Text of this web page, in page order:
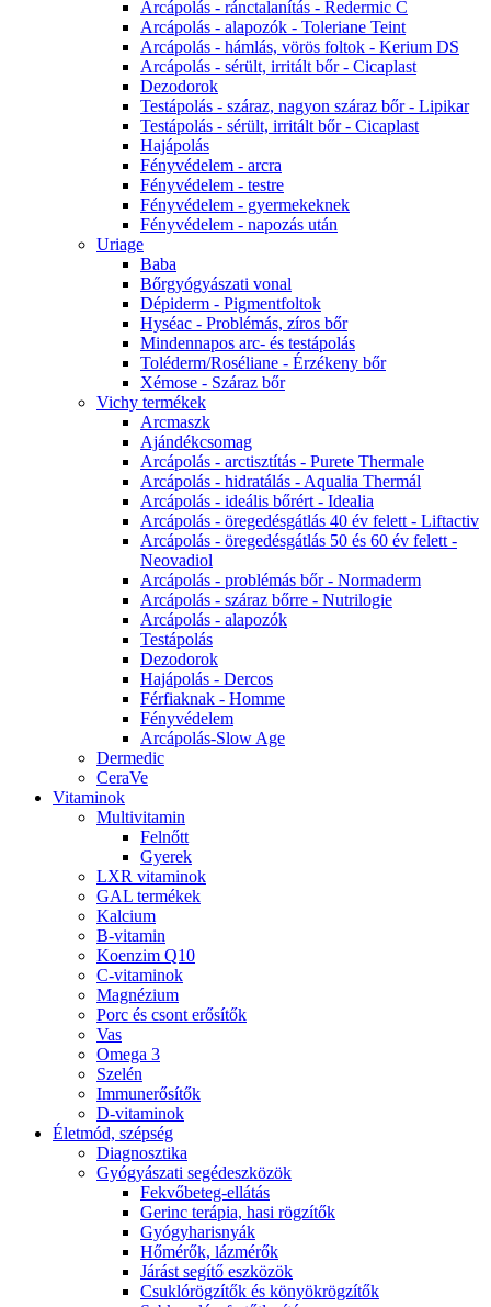
Arcápolás - ránctalanítás - Redermic C
Arcápolás - alapozók - Toleriane Teint
Arcápolás - hámlás, vörös foltok - Kerium DS
Arcápolás - sérült, irritált bőr - Cicaplast
Dezodorok
Testápolás - száraz, nagyon száraz bőr - Lipikar
Testápolás - sérült, irritált bőr - Cicaplast
Hajápolás
Fényvédelem - arcra
Fényvédelem - testre
Fényvédelem - gyermekeknek
Fényvédelem - napozás után
Uriage
Baba
Bőrgyógyászati vonal
Dépiderm - Pigmentfoltok
Hyséac - Problémás, zíros bőr
Mindennapos arc- és testápolás
Toléderm/Roséliane - Érzékeny bőr
Xémose - Száraz bőr
Vichy termékek
Arcmaszk
Ajándékcsomag
Arcápolás - arctisztítás - Purete Thermale
Arcápolás - hidratálás - Aqualia Thermál
Arcápolás - ideális bőrért - Idealia
Arcápolás - öregedésgátlás 40 év felett - Liftactiv
Arcápolás - öregedésgátlás 50 és 60 év felett -
Neovadiol
Arcápolás - problémás bőr - Normaderm
Arcápolás - száraz bőrre - Nutrilogie
Arcápolás - alapozók
Testápolás
Dezodorok
Hajápolás - Dercos
Férfiaknak - Homme
Fényvédelem
Arcápolás-Slow Age
Dermedic
CeraVe
Vitaminok
Multivitamin
Felnőtt
Gyerek
LXR vitaminok
GAL termékek
Kalcium
B-vitamin
Koenzim Q10
C-vitaminok
Magnézium
Porc és csont erősítők
Vas
Omega 3
Szelén
Immunerősítők
D-vitaminok
Életmód, szépség
Diagnosztika
Gyógyászati segédeszközök
Fekvőbeteg-ellátás
Gerinc terápia, hasi rögzítők
Gyógyharisnyák
Hőmérők, lázmérők
Járást segítő eszközök
Csuklórögzítők és könyökrögzítők